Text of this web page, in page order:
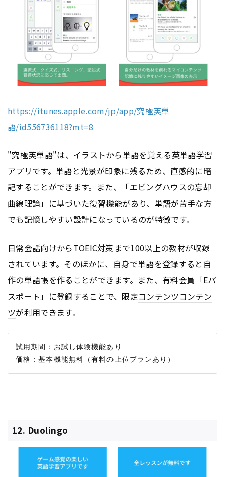
https://itunes.apple.com/jp/app/究極英単
語/id556736118?mt=8
"究極英単語"は、イラストから単語を覚える英単語学習
アプリです。単語と光景が印象に残るため、直感的に暗
記することができます。また、「エビングハウスの忘却
曲線理論」に基づいた復習機能があり、単語が苦手な方
でも記憶しやすい設計になっているのが特徴です。
日常会話向けからTOEIC対策まで100以上の教材が収録
されています。そのほかに、自身で単語を登録すると自
作の単語帳を作ることができます。また、有料会員「Eパ
スポート」に登録することで、限定コンテンツコンテン
ツが利用できます。
試用期間：お試し体験機能あり
12. Duolingo